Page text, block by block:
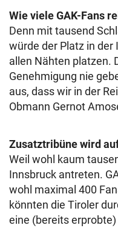
Wie viele GAK-Fans
Denn mit tausend
würde der Platz in der
allen Nähten platzen.
Genehmigung nie
aus, dass wir in der
Obmann Gernot
Zusatztribüne wird
Weil wohl kaum
Innsbruck antreten.
wohl maximal 400
könnten die Tiroler
eine (bereits